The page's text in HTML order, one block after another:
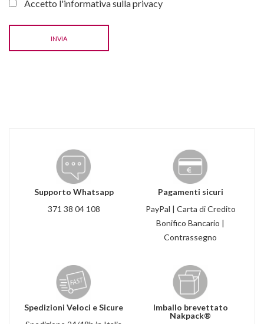
Accetto l'informativa sullaprivacy
INVIA
Supporto Whatsapp
371 38 04 108
Pagamenti sicuri
PayPal | Carta di Credito
Bonifico Bancario |
Contrassegno
Spedizioni Veloci e Sicure
Imballo brevettato
Nakpack®